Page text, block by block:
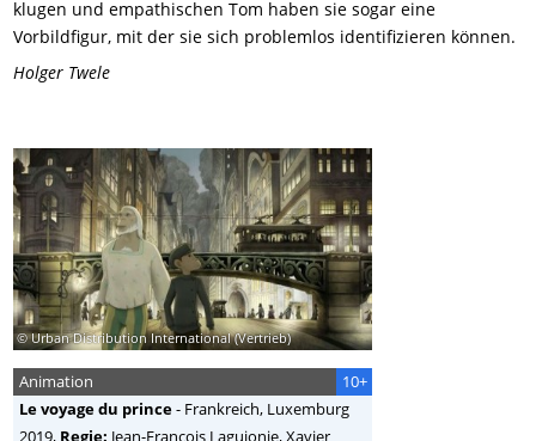
klugen und empathischen Tom haben sie sogar eine
Vorbildfigur, mit der sie sich problemlos identifizieren können.
Holger Twele
© Urban Distribution International (Vertrieb)
10+
Animation
Le voyage du prince- Frankreich, Luxemburg
2019, Regie: Jean-François Laguionie, Xavier